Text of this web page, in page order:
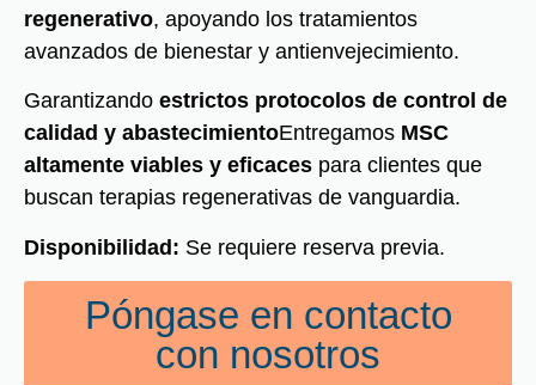
regenerativo, apoyando los tratamientos
avanzados de bienestar y antienvejecimiento.
Garantizando estrictos protocolos de control de
calidad y abastecimientoEntregamos MSC
altamente viables y eficaces para clientes que
buscan terapias regenerativas de vanguardia.
Disponibilidad: Se requiere reserva previa.
Póngase en contacto
con nosotros